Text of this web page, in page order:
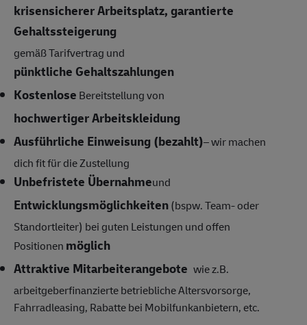
krisensicherer Arbeitsplatz, garantierte
Gehaltssteigerung
gemäß Tarifvertrag und
pünktliche Gehaltszahlungen
Kostenlose Bereitstellung von
hochwertiger Arbeitskleidung
Ausführliche Einweisung (bezahlt)– wir machen
dich fit für die Zustellung
Unbefristete Übernahmeund
Entwicklungsmöglichkeiten(bspw. Team- oder
Standortleiter) bei guten Leistungen und offen
Positionen möglich
Attraktive Mitarbeiterangebote wie z.B.
arbeitgeberfinanzierte betriebliche Altersvorsorge,
Fahrradleasing, Rabatte bei Mobilfunkanbietern, etc.